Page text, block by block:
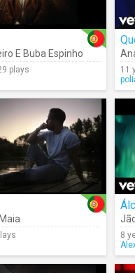
E Buba Espinho
plays
11
8